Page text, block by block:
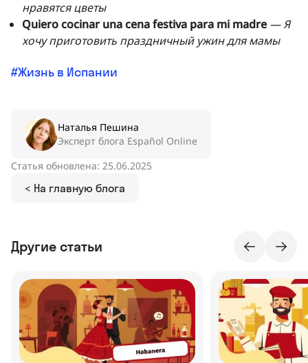
нравятся цветы
Quiero cocinar una cena festiva para mi madre — Я
хочу приготовить праздничный ужин для мамы
Жизнь в Испании
< На главную блога
Статья обновлена: 25.06.2025
Наталья Пешина
Эксперт блога Español Online
Другие статьи